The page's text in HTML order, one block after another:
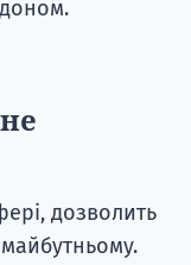
дозволить